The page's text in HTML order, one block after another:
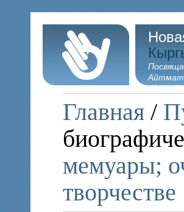
Главная /
мемуары;
творчестве